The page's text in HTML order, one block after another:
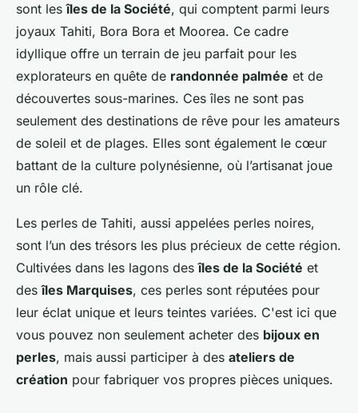
sont lesîles de la Société, qui comptent parmi leurs
joyaux Tahiti, Bora Bora et Moorea. Ce cadre
idyllique offre un terrain de jeu parfait pour les
explorateurs en quête de randonnée palmée et de
découvertes sous-marines. Ces îles ne sont pas
seulement des destinations de rêve pour les amateurs
de soleil et de plages. Elles sont également le cœur
battant de la culture polynésienne, où l’artisanat joue
un rôle clé.
Les perles de Tahiti, aussi appelées perles noires,
sont l’un des trésors les plus précieux de cette région.
Cultivées dans les lagons desîles de la Société et
desîles Marquises, ces perles sont réputées pour
leur éclat unique et leurs teintes variées. C'est ici que
vous pouvez non seulement acheter des bijoux en
perles, mais aussi participer à des ateliers de
création pour fabriquer vos propres pièces uniques.